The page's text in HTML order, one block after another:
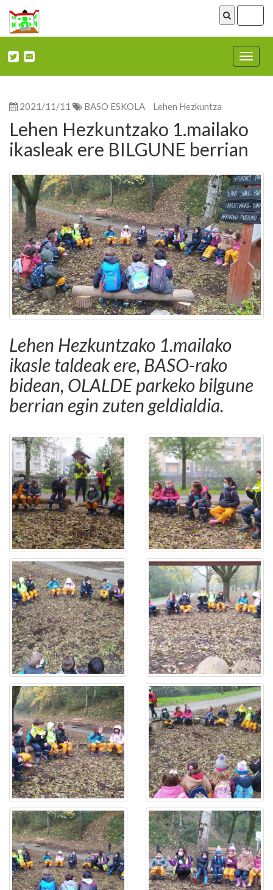
ireki
2021/11/11 BASO ESKOLA Lehen Hezkuntza
Lehen Hezkuntzako 1.mailako
ikasleak ere BILGUNE berrian
Lehen Hezkuntzako 1.mailako
ikasle taldeak ere, BASO-rako
bidean, OLALDE parkeko bilgune
berrian egin zuten geldialdia.